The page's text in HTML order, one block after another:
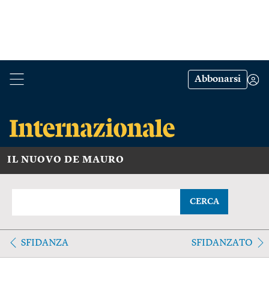
Abbonarsi
IL NUOVO DE MAURO
CERCA
SFIDANZA SFIDANZATO